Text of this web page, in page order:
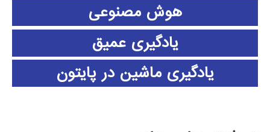
هوش مصنوعی
یادگیری عمیق
یادگیری ماشین در پایتون